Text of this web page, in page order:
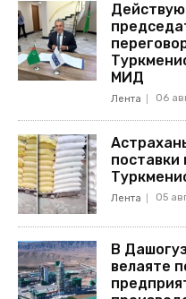
МИД
Лента 06
поставки
Лента 05
В
велаяте